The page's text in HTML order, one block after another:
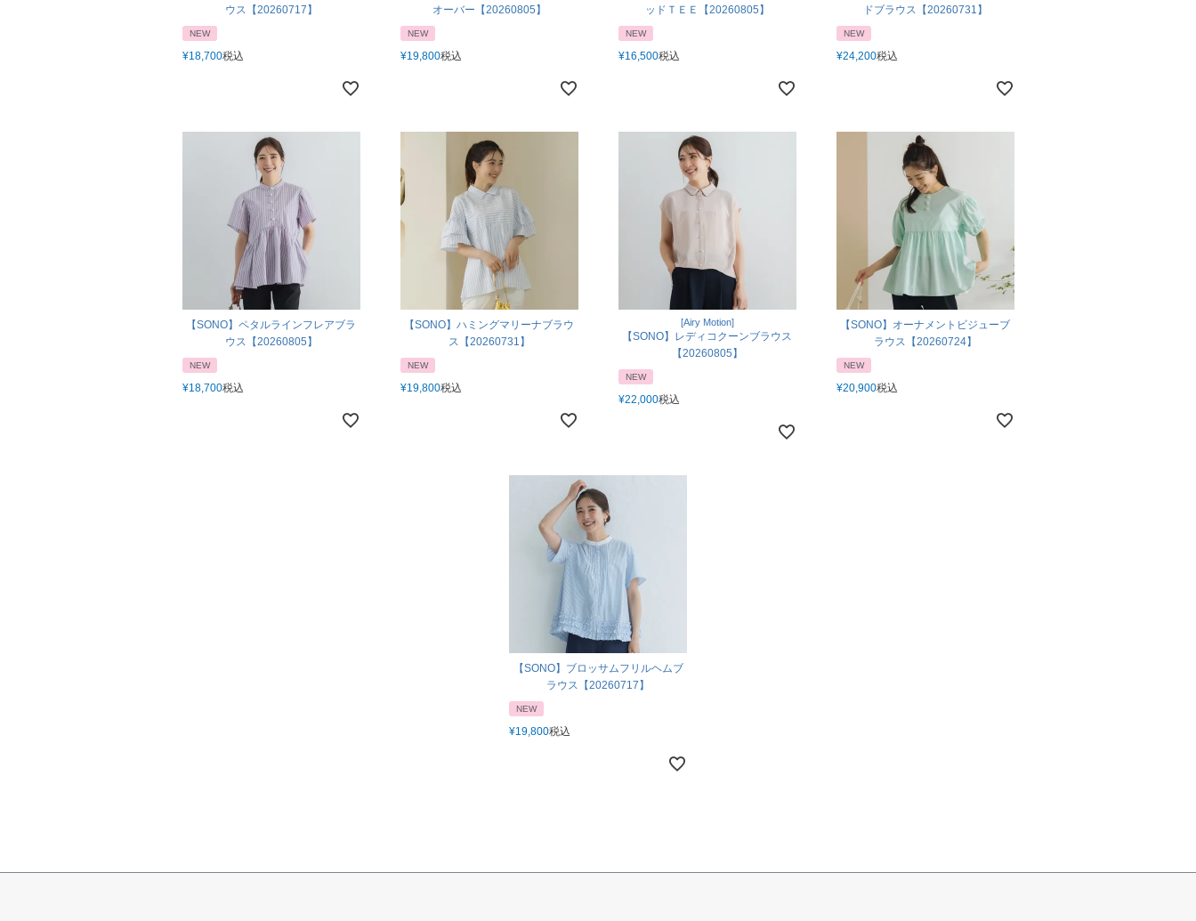
ウス【20260717】
NEW
¥18,700税込
オーバー【20260805】
NEW
¥19,800税込
ッドＴＥＥ【20260805】
NEW
¥16,500税込
ドブラウス【20260731】
NEW
¥24,200税込
【SONO】ペタルラインフレアブラ
ウス【20260805】
NEW
¥18,700税込
【SONO】ハミングマリーナブラウ
ス【20260731】
NEW
¥19,800税込
[Airy Motion]
【SONO】レディコクーンブラウス
【20260805】
NEW
¥22,000税込
【SONO】オーナメントビジューブ
ラウス【20260724】
NEW
¥20,900税込
【SONO】ブロッサムフリルヘムブ
ラウス【20260717】
NEW
¥19,800税込